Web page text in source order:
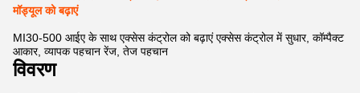
मॉड्यूल को बढ़ाएं
MI30-500 आईए के साथ एक्सेस कंट्रोल को बढ़ाएं एक्सेस कंट्रोल में सुधार, कॉम्पैक्ट
आकार, व्यापक पहचान रेंज, तेज पहचान
विवरण